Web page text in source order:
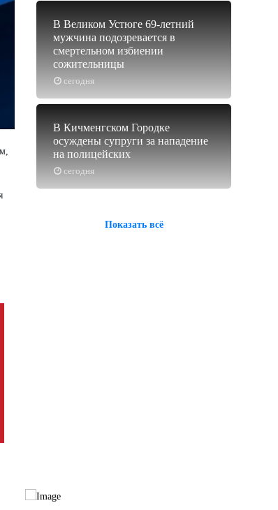
сегодня
В Великом Устюге 69-летний
мужчина подозревается в
смертельном избиении
сожительницы
сегодня
В Кичменгском Городке
осуждены супруги за нападение
на полицейских
Показать всё